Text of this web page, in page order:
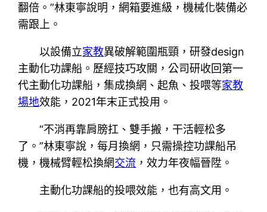
翻倍。”林東寧說明，網箱要進級，機械化裝備必
需跟上。
以設備立家教異破解範圍瓶頸，研發design
主動化功課船。歷經技巧攻關，公司研收回第一
代主動化功課船，集成換網、起魚、投喂等家教
場地效能，2021年末正式投用。
“不消再靠肩膀扛、雙手搬，干活輕松多
了。”林東寧說，每月換網，只需操控功課船吊
機，機械臂輕松換網交流 ，效力年夜幅晉陞。
主動化功課船的投喂效能，也有高文用。